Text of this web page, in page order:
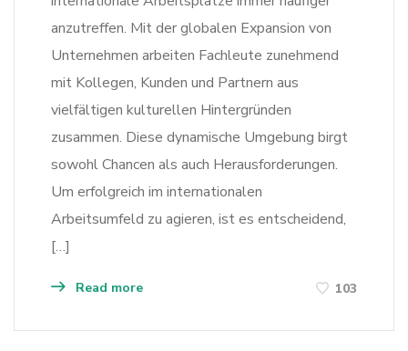
anzutreffen. Mit der globalen Expansion von
Unternehmen arbeiten Fachleute zunehmend
mit Kollegen, Kunden und Partnern aus
vielfältigen kulturellen Hintergründen
zusammen. Diese dynamische Umgebung birgt
sowohl Chancen als auch Herausforderungen.
Um erfolgreich im internationalen
Arbeitsumfeld zu agieren, ist es entscheidend,
[…]
Read more 103